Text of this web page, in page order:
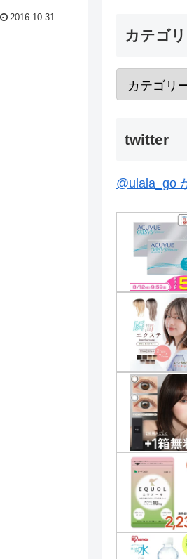
2016.10.31
カテゴ
twitter
@ulala_go